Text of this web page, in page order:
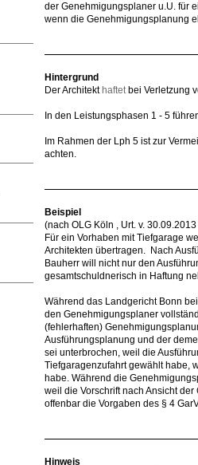
der Genehmigungsplaner u.U. für
wenn die Genehmigungsplanung
Hintergrund
Der Architekt haftetbei Verletzung
In den Leistungsphasen 1 - 5
Im Rahmen der Lph 5 ist zur
achten.
Beispiel
(nach OLG Köln , Urt. v.
Für ein Vorhaben mit Tiefgarage
Architekten übertragen. Nach
Bauherr will nicht nur den
gesamtschuldnerisch in Haftung
Während das Landgericht Bonn
den Genehmigungsplaner
(fehlerhaften)
Ausführungsplanung und der
sei unterbrochen, weil die
Tiefgaragenzufahrt gewählt habe,
habe. Während die
weil die Vorschrift nach Ansicht
offenbar die Vorgaben des § 4
Hinweis